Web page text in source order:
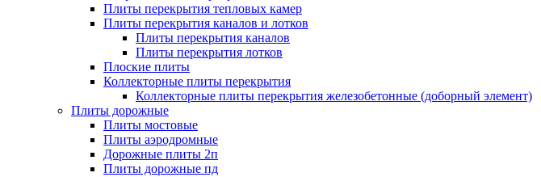
Плиты перекрытия тепловых камер
Плиты перекрытия каналов и лотков
Плиты перекрытия каналов
Плиты перекрытия лотков
Плоские плиты
Коллекторные плиты перекрытия
Коллекторные плиты перекрытия железобетонные (доборный элемент)
Плиты дорожные
Плиты мостовые
Плиты аэродромные
Дорожные плиты 2п
Плиты дорожные пд